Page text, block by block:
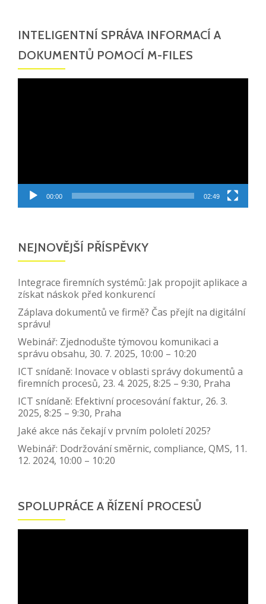
INTELIGENTNÍ SPRÁVA INFORMACÍ A
DOKUMENTŮ POMOCÍ M-FILES
00:00 02:49
NEJNOVĚJŠÍ PŘÍSPĚVKY
Integrace firemních systémů: Jak propojit aplikace a
získat náskok před konkurencí
Záplava dokumentů ve firmě? Čas přejít na digitální
správu!
Webinář: Zjednodušte týmovou komunikaci a
správu obsahu, 30. 7. 2025, 10:00 – 10:20
ICT snídaně: Inovace v oblasti správy dokumentů a
firemních procesů, 23. 4. 2025, 8:25 – 9:30, Praha
ICT snídaně: Efektivní procesování faktur, 26. 3.
2025, 8:25 – 9:30, Praha
Jaké akce nás čekají v prvním pololetí 2025?
Webinář: Dodržování směrnic, compliance, QMS, 11.
12. 2024, 10:00 – 10:20
SPOLUPRÁCE A ŘÍZENÍ PROCESŮ